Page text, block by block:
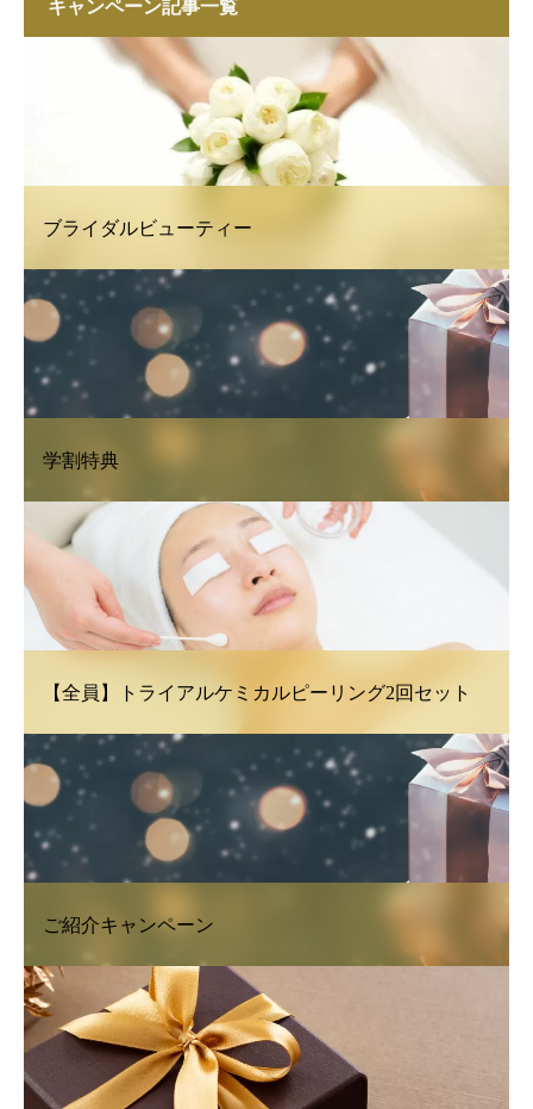
キャンペーン記事一覧
ブライダルビューティー
学割特典
【全員】トライアルケミカルピーリング2回セット
ご紹介キャンペーン